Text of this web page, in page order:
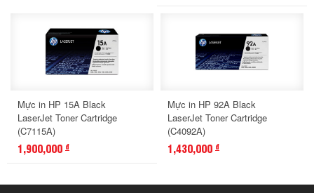
Mực in HP 15A Black
LaserJet Toner Cartridge
(C7115A)
1,900,000 đ
Mực in HP 92A Black
LaserJet Toner Cartridge
(C4092A)
1,430,000 đ